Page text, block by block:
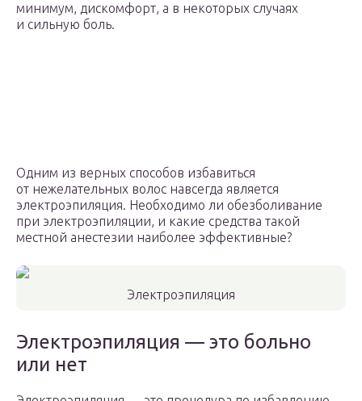
минимум, дискомфорт, а в некоторых случаях
и сильную боль.
Одним из верных способов избавиться
от нежелательных волос навсегда является
электроэпиляция. Необходимо ли обезболивание
при электроэпиляции, и какие средства такой
местной анестезии наиболее эффективные?
Электроэпиляция
Электроэпиляция — это больно
или нет